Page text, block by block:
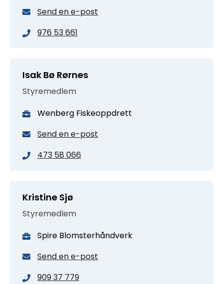
Send en e-post
976 53 661
Isak Bø Rørnes
Styremedlem
Wenberg Fiskeoppdrett
Send en e-post
473 58 066
Kristine Sjø
Styremedlem
Spire Blomsterhåndverk
Send en e-post
909 37 779